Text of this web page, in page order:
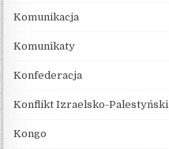
Komunikacja
Komunikaty
Konfederacja
Konflikt Izraelsko-Palestyński
Kongo